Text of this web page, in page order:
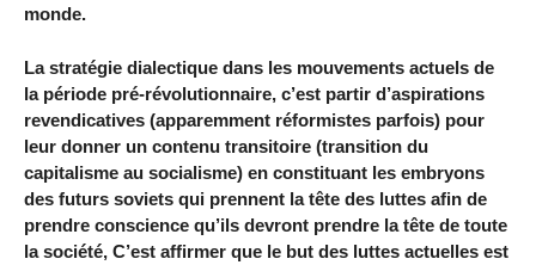
monde.
La stratégie dialectique dans les mouvements actuels de
la période pré-révolutionnaire, c’est partir d’aspirations
revendicatives (apparemment réformistes parfois) pour
leur donner un contenu transitoire (transition du
capitalisme au socialisme) en constituant les embryons
des futurs soviets qui prennent la tête des luttes afin de
prendre conscience qu’ils devront prendre la tête de toute
la société, C’est affirmer que le but des luttes actuelles est